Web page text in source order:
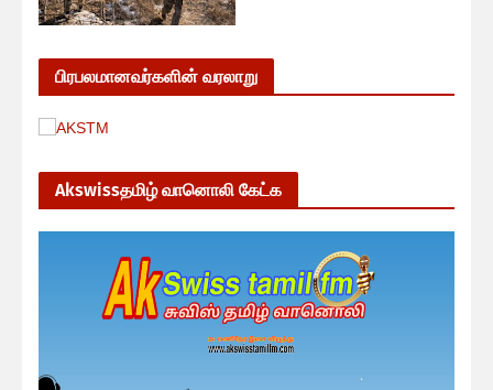
பிரபலமானவர்களின் வரலாறு
Akswissதமிழ் வானொலி கேட்க